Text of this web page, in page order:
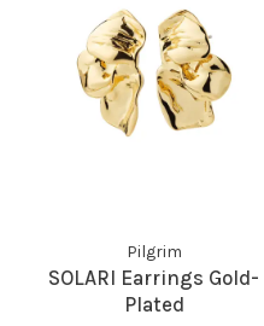
Pilgrim
SOLARI Earrings Gold-
Plated